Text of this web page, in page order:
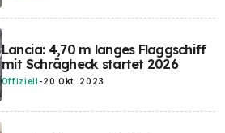
Lancia: 4,70 m langes Flaggschiff
mit Schrägheck startet 2026
Offiziell -20 Okt. 2023